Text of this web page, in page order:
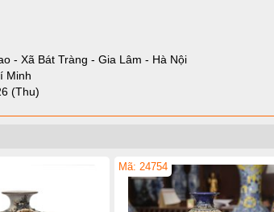
- Xã Bát Tràng - Gia Lâm - Hà Nội
Minh
(Thu)
Mã: 24754